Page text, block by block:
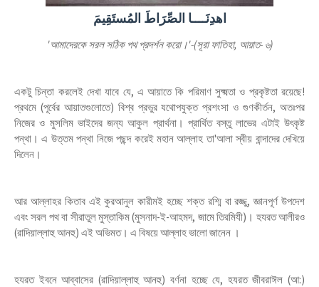
اهدِنَــــا الصِّرَاطَ المُستَقِيمَ
'আমাদেরকে সরল সঠিক পথ প্রদর্শন করো।'-(সূরা ফাতিহা, আয়াত- ৬)
একটু চিন্তা করলেই দেখা যাবে যে, এ আয়াতে কি পরিমাণ সুক্ষ্মতা ও প্রকৃষ্টতা রয়েছে!
প্রথমে (পূর্বের আয়াতগুলোতে) বিশ্ব প্রভুর যথোপযুক্ত প্রশংসা ও গুণকীর্তন, অতঃপর
নিজের ও মুসলিম ভাইদের জন্য আকুল প্রার্থনা। প্রার্থিত বস্তু লাভের এটাই উৎকৃষ্ট
পন্থা। এ উত্তম পন্থা নিজে পছন্দ করেই মহান আল্লাহ তা'আলা স্বীয় বান্দাদের দেখিয়ে
দিলেন।
আর আল্লাহর কিতাব এই কুরআনুল কারীমই হচ্ছে শক্ত রশ্মি বা রজ্জু, জ্ঞানপূর্ণ উপদেশ
এবং সরল পথ বা সীরাতুল মুস্তাকিম (মুসনাদ-ই-আহমদ, জামে তিরমিযী)। হযরত আলীরও
(রাদিয়াল্লাহু আনহু) এই অভিমত। এ বিষয়ে আল্লাহ ভালো জানেন ।
হযরত ইবনে আব্বাসের (রাদিয়াল্লাহু আনহু) বর্ণনা হচ্ছে যে, হযরত জীবরাঈল (আ:)